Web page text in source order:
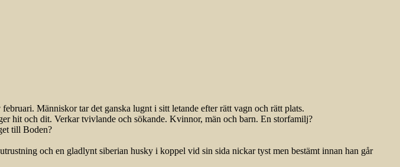
Människor tar det ganska lugnt i sitt letande efter rätt vagn och rätt plats.
hit och dit. Verkar tvivlande och sökande. Kvinnor, män och barn. En storfamilj?
till Boden?
och en gladlynt siberian husky i koppel vid sin sida nickar tyst men bestämt innan han går